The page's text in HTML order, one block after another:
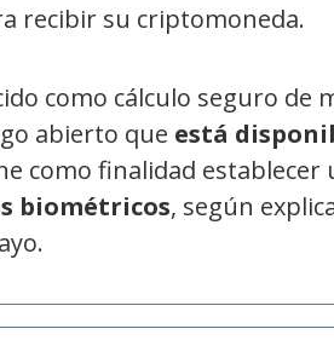
recibir su criptomoneda.
como cálculo seguro de
abierto que está
como finalidad
biométricos, según